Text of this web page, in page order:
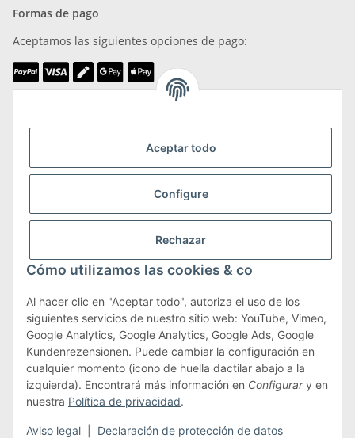
Aceptar todo
Configure
Rechazar
Cómo utilizamos las cookies & co
Al hacer clic en "Aceptar todo", autoriza el uso de los
siguientes servicios de nuestro sitio web: YouTube, Vimeo,
Google Analytics, Google Analytics, Google Ads, Google
Kundenrezensionen. Puede cambiar la configuración en
cualquier momento (icono de huella dactilar abajo a la
izquierda). Encontrará más información en Configurary en
nuestra Política de privacidad.
Aviso legal Declaración de protección de datos
Formas de pago
Aceptamos las siguientes opciones de pago:
Más información sobre transporte y devoluciones
Términos y condiciones
#global.withdrawalForm#